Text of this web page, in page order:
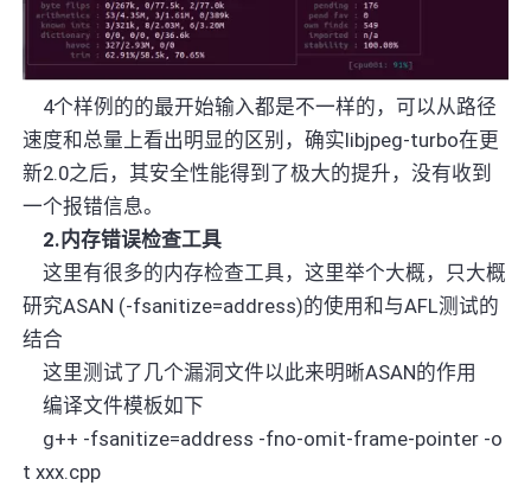
4个样例的的最开始输入都是不一样的，可以从路径
速度和总量上看出明显的区别，确实libjpeg-turbo在更
新2.0之后，其安全性能得到了极大的提升，没有收到
一个报错信息。
2.内存错误检查工具
这里有很多的内存检查工具，这里举个大概，只大概
研究ASAN (-fsanitize=address)的使用和与AFL测试的
结合
这里测试了几个漏洞文件以此来明晰ASAN的作用
编译文件模板如下
g++ -fsanitize=address -fno-omit-frame-pointer -o
txxx.cpp